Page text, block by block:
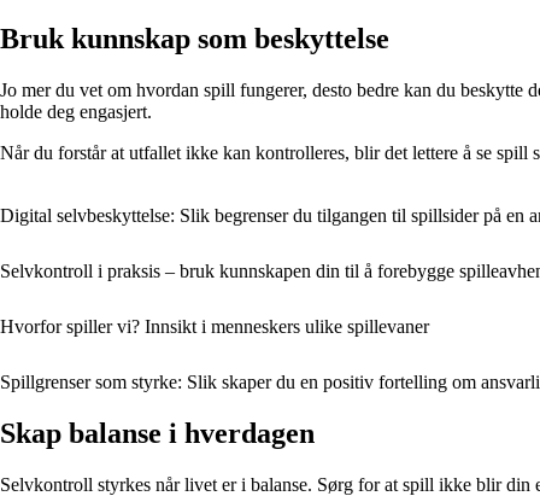
Bruk kunnskap som beskyttelse
Jo mer du vet om hvordan spill fungerer, desto bedre kan du beskytte
holde deg engasjert.
Når du forstår at utfallet ikke kan kontrolleres, blir det lettere å se spill
Digital selvbeskyttelse: Slik begrenser du tilgangen til spillsider på en
Selvkontroll i praksis – bruk kunnskapen din til å forebygge
Hvorfor spiller vi? Innsikt i menneskers ulike spillevaner
Spillgrenser som styrke: Slik skaper du en positiv fortelling om
Skap balanse i hverdagen
Selvkontroll styrkes når livet er i balanse. Sørg for at spill ikke blir